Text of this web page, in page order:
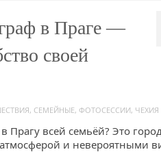
в Праге —
своей
, СЕМЕЙНЫЕ, ФОТОСЕССИИ, ЧЕХИЯ
Прагу всей семьёй? Это
и невероятными